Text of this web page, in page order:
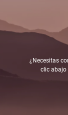
¿Necesitas
clic abajo